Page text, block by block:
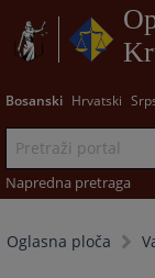
Bosanski Hrvatski
Napredna pretraga
Oglasna ploča